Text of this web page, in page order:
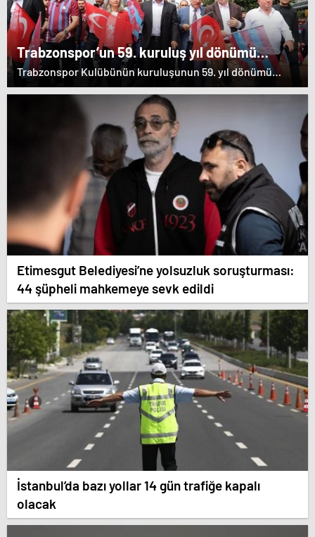
Trabzonspor’un 59. kuruluş yıl dönümü
kutlandı
Trabzonspor Kulübünün kuruluşunun 59. yıl dönümü
dolayısıyla tören düzenlendi.
Etimesgut Belediyesi’ne yolsuzluk soruşturması:
44 şüpheli mahkemeye sevk edildi
İstanbul’da bazı yollar 14 gün trafiğe kapalı
olacak